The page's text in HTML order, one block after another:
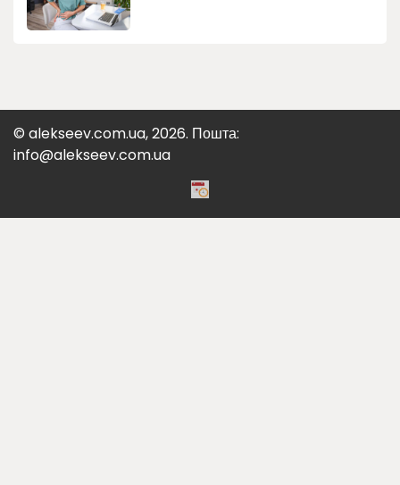
© alekseev.com.ua, 2026. Пошта:
info@alekseev.com.ua